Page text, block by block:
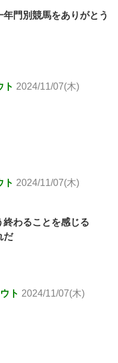
門別競馬をありがとう
ト 2024/11/07(木)
ト 2024/11/07(木)
わることを感じる
だ
ト 2024/11/07(木)